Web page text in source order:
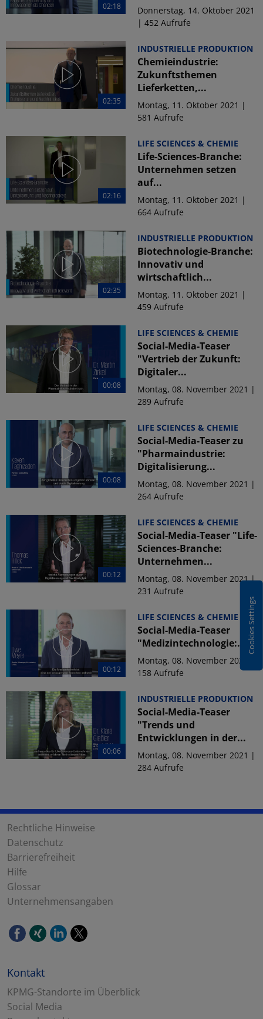
02:18
Donnerstag, 14. Oktober 2021
| 452 Aufrufe
02:35
INDUSTRIELLE PRODUKTION
Chemieindustrie:
Zukunftsthemen
Lieferketten,...
Montag, 11. Oktober 2021 |
581 Aufrufe
02:16
LIFE SCIENCES & CHEMIE
Life-Sciences-Branche:
Unternehmen setzen
auf...
Montag, 11. Oktober 2021 |
664 Aufrufe
02:35
INDUSTRIELLE PRODUKTION
Biotechnologie-Branche:
Innovativ und
wirtschaftlich...
Montag, 11. Oktober 2021 |
459 Aufrufe
00:08
LIFE SCIENCES & CHEMIE
Social-Media-Teaser
"Vertrieb der Zukunft:
Digitaler...
Montag, 08. November 2021 |
289 Aufrufe
00:08
LIFE SCIENCES & CHEMIE
Social-Media-Teaser zu
"Pharmaindustrie:
Digitalisierung...
Montag, 08. November 2021 |
264 Aufrufe
00:12
LIFE SCIENCES & CHEMIE
Social-Media-Teaser "Life-
Sciences-Branche:
Unternehmen...
Montag, 08. November 2021 |
231 Aufrufe
00:12
LIFE SCIENCES & CHEMIE
Social-Media-Teaser
"Medizintechnologie:...
Montag, 08. November 2021 |
158 Aufrufe
00:06
INDUSTRIELLE PRODUKTION
Social-Media-Teaser
"Trends und
Entwicklungen in der...
Montag, 08. November 2021 |
284 Aufrufe
Cookies Settings
Rechtliche Hinweise
Datenschutz
Barrierefreiheit
Hilfe
Glossar
Unternehmensangaben
Kontakt
KPMG-Standorte im Überblick
Social Media